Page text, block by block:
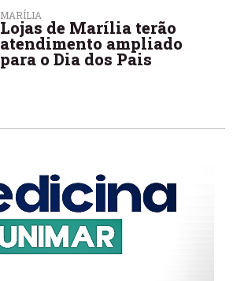
MARÍLIA
Lojas de Marília terão
atendimento ampliado
para o Dia dos Pais